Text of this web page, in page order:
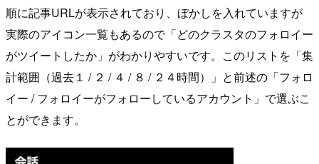
順に記事URLが表示されており、ぼかしを入れていますが
実際のアイコン一覧もあるので「どのクラスタのフォロイー
がツイートしたか」がわかりやすいです。このリストを「集
計範囲（過去１ / ２ / ４ / ８ / ２４時間）」と前述の「フォロ
イー / フォロイーがフォローしているアカウント」で選ぶこ
とができます。